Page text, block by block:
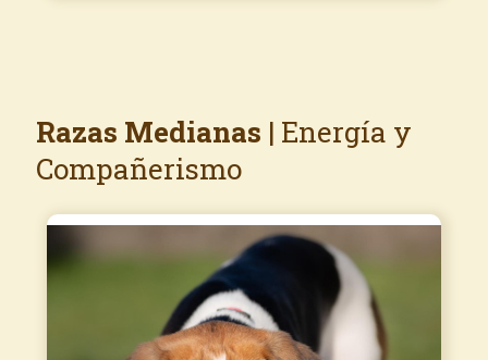
Razas Medianas | Energía y
Compañerismo